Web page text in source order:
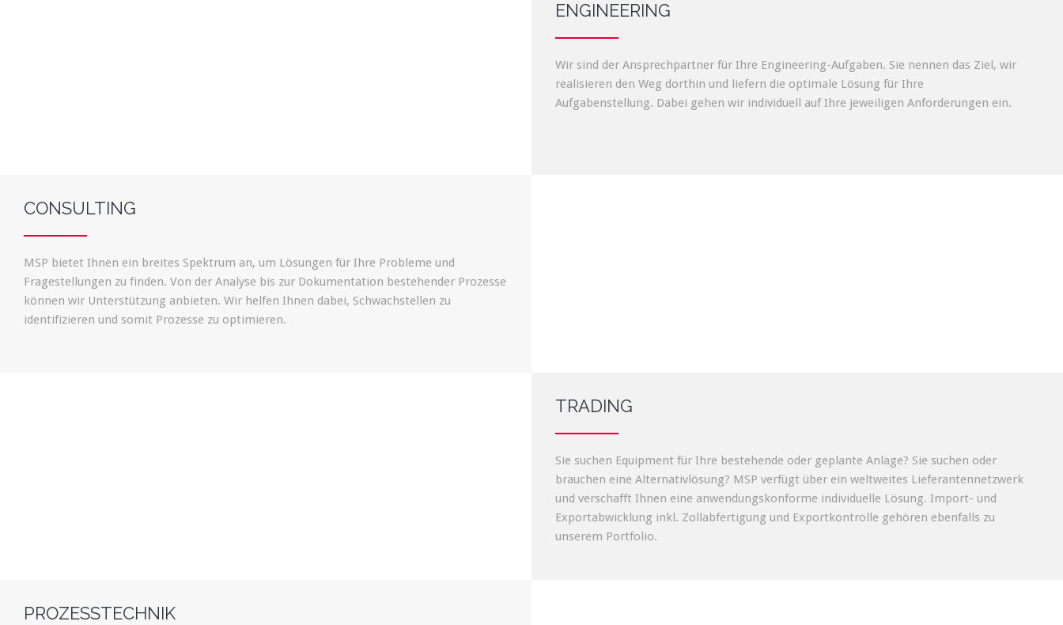
ENGINEERING
Wir sind der Ansprechpartner für Ihre Engineering-Aufgaben. Sie nennen das Ziel, wir
realisieren den Weg dorthin und liefern die optimale Lösung für Ihre
Aufgabenstellung. Dabei gehen wir individuell auf Ihre jeweiligen Anforderungen ein.
CONSULTING
MSP bietet Ihnen ein breites Spektrum an, um Lösungen für Ihre Probleme und
Fragestellungen zu finden. Von der Analyse bis zur Dokumentation bestehender Prozesse
können wir Unterstützung anbieten. Wir helfen Ihnen dabei, Schwachstellen zu
identifizieren und somit Prozesse zu optimieren.
TRADING
Sie suchen Equipment für Ihre bestehende oder geplante Anlage? Sie suchen oder
brauchen eine Alternativlösung? MSP verfügt über ein weltweites Lieferantennetzwerk
und verschafft Ihnen eine anwendungskonforme individuelle Lösung. Import- und
Exportabwicklung inkl. Zollabfertigung und Exportkontrolle gehören ebenfalls zu
unserem Portfolio.
PROZESSTECHNIK